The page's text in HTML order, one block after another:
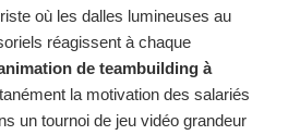
où les dalles lumineuses au
réagissent à chaque
de teambuilding à
la motivation des salariés
un tournoi de jeu vidéo grandeur